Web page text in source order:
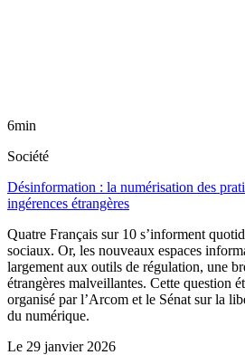
6min
Société
Désinformation : la numérisation des
ingérences étrangères
Quatre Français sur 10 s’informent
sociaux. Or, les nouveaux espaces
largement aux outils de régulation, une
étrangères malveillantes. Cette question
organisé par l’Arcom et le Sénat sur la
du numérique.
Le 29 janvier 2026